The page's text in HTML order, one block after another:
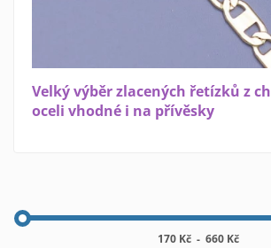
Velký výběr zlacených řetízků z
oceli vhodné i na přívěsky
170 Kč - 660 Kč